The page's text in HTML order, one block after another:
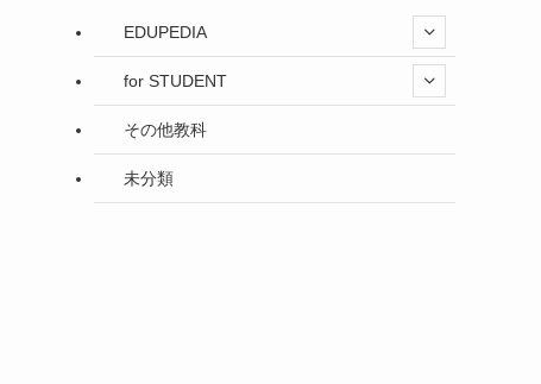
EDUPEDIA
for STUDENT
その他教科
未分類